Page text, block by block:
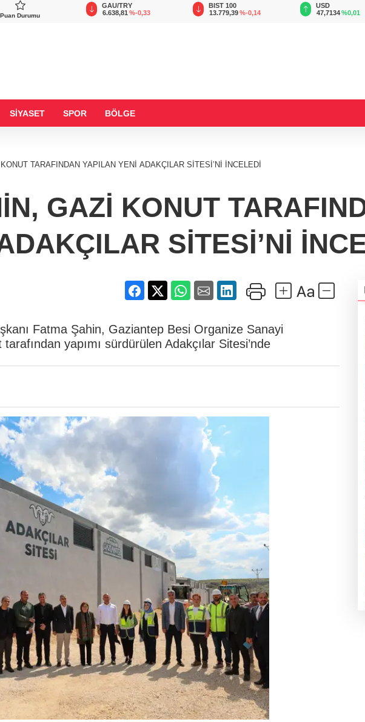
Puan Durumu
GAU/TRY
6.638,81
BIST 100
13.779,39%-0,14
USD
47,7134%0,01
EUR
55,1207%-
SİYASET SPOR BÖLGE
TARAFINDAN YAPILAN YENİ ADAKÇILAR SİTESİ’Nİ İNCELEDİ
GAZİ KONUT
SİTESİ’Nİ
Fatma Şahin, Gaziantep Besi Organize Sanayi
yapımı sürdürülen Adakçılar Sitesi’nde